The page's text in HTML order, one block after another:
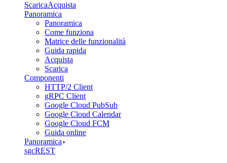
ScaricaAcquista
Panoramica
Panoramica
Come funziona
Matrice delle funzionalità
Guida rapida
Acquista
Scarica
Componenti
HTTP/2 Client
gRPC Client
Google Cloud PubSub
Google Cloud Calendar
Google Cloud FCM
Guida online
Panoramica
sgcREST